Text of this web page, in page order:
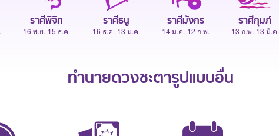
ราศีพิจิก
16 พ.ย.-15 ธ.ค.
ราศีธนู
16 ธ.ค.-13 ม.ค.
ราศีมังกร
14 ม.ค.-12 ก.พ.
ราศีกุมภ์
13 ก.พ.-13 มี.ค.
ทำนายดวงชะตารูปแบบอื่น